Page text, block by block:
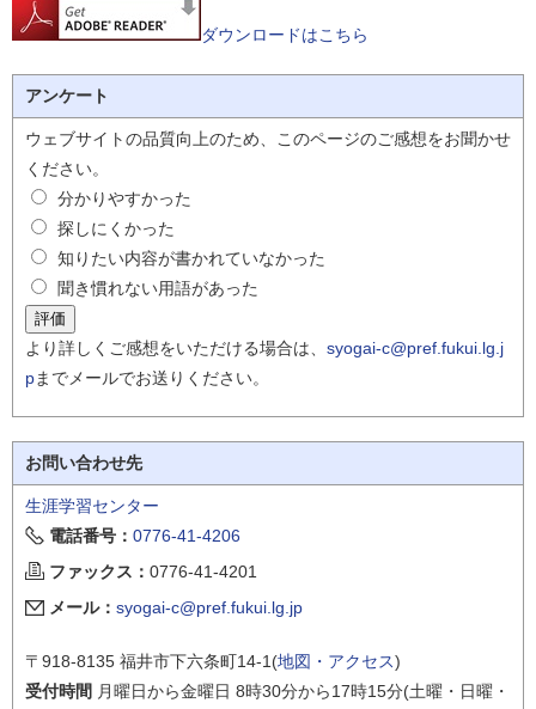
ダウンロードはこちら
アンケート
ウェブサイトの品質向上のため、このページのご感想をお聞かせ
ください。
分かりやすかった
探しにくかった
知りたい内容が書かれていなかった
聞き慣れない用語があった
より詳しくご感想をいただける場合は、 syogai-c@pref.fukui.lg.j
pまでメールでお送りください。
お問い合わせ先
生涯学習センター
電話番号： 0776-41-4206
ファックス： 0776-41-4201
メール： syogai-c@pref.fukui.lg.jp
〒918-8135 福井市下六条町14-1(地図・アクセス)
受付時間 月曜日から金曜日 8時30分から17時15分(土曜・日曜・